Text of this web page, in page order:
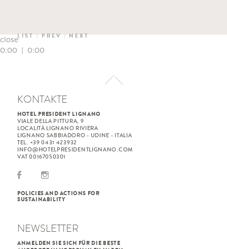
close
0:00
0:00
NEXT
|
PREV
|
LIST
KONTAKTE
HOTEL PRESIDENT LIGNANO
VIALE DELLA PITTURA, 9
LOCALITÀ LIGNANO RIVIERA
LIGNANO SABBIADORO - UDINE - ITALIA
TEL. +39 0431 423932
INFO@HOTELPRESIDENTLIGNANO.COM
VAT 00167050301
POLICIES AND ACTIONS FOR
SUSTAINABILITY
NEWSLETTER
ANMELDEN SIE SICH FÜR DIE BESTE